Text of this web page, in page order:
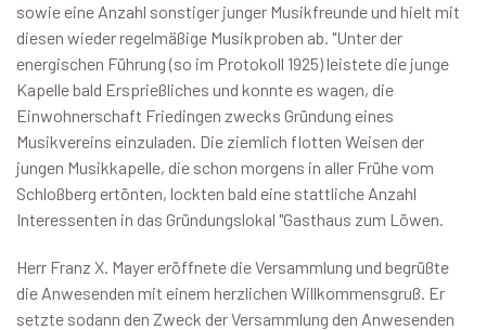
sowie eine Anzahl sonstiger junger Musikfreunde und hielt mit
diesen wieder regelmäßige Musikproben ab. "Unter der
energischen Führung (so im Protokoll 1925) leistete die junge
Kapelle bald Ersprießliches und konnte es wagen, die
Einwohnerschaft Friedingen zwecks Gründung eines
Musikvereins einzuladen. Die ziemlich flotten Weisen der
jungen Musikkapelle, die schon morgens in aller Frühe vom
Schloßberg ertönten, lockten bald eine stattliche Anzahl
Interessenten in das Gründungslokal "Gasthaus zum Löwen.
Herr Franz X. Mayer eröffnete die Versammlung und begrüßte
die Anwesenden mit einem herzlichen Willkommensgruß. Er
setzte sodann den Zweck der Versammlung den Anwesenden